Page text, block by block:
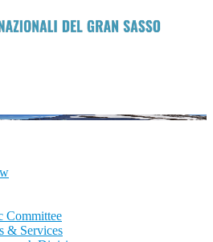
Committee
& Services